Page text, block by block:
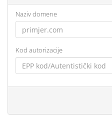
Naziv domene
Kod autorizacije